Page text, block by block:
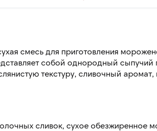
смесь для приготовления
собой однородный сыпучий
текстуру, сливочный аромат,
простой и быстрый: в смесь
сливок, сухое обезжиренное